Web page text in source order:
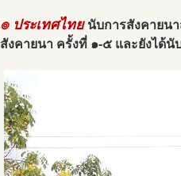
๏ ประเทศไทย นับการสังคายน
สังคายนา ครั้งที่ ๑-๕ และยังได้